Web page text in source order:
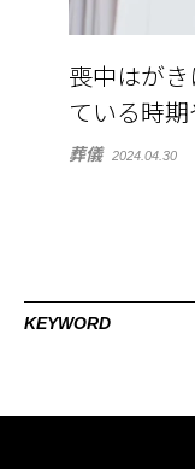
喪中はが
ている時期
葬儀 2024.04.30
KEYWORD